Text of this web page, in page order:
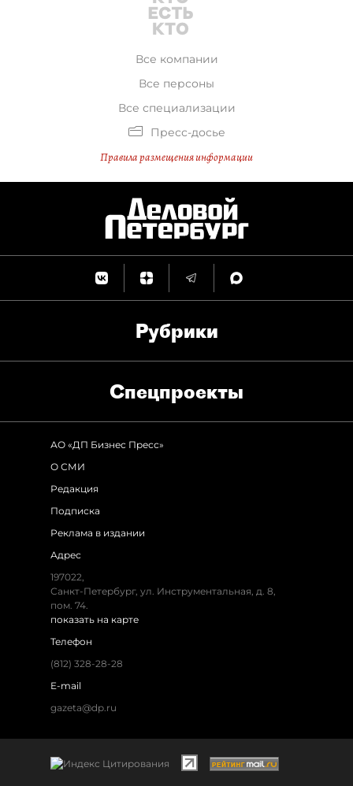
Все компании
Все персоны
Все специализации
Пресс-досье
Правила размещения информации
Рубрики
Спец­проекты
АО «ДП Бизнес Пресс»
О СМИ
Редакция
Подписка
Реклама в издании
Адрес
197022,
Санкт-Петербург, ул. Инструментальная, д. 8,
пом. 74.
показать на карте
Телефон
(812) 328-28-28
E-mail
gazeta@dp.ru